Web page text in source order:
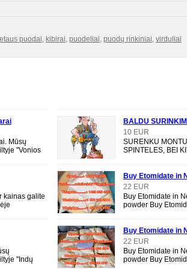
puodai, kibirai, puodeliai, puodų rinkiniai, virduliai
Mūsų
''Vonios
kainas galite
''Indų
BALDU
10 EUR
SURENKU
SPINTELES, BEI
KITU
Buy Etomidate in
powder Buy
5f - adb 4fadb 5cla
22 EUR
Buy Etomidate in
powder Buy
Buy Etomidate in
powder Buy
5f - adb 4fadb 5cla
22 EUR
Buy Etomidate in
powder Buy